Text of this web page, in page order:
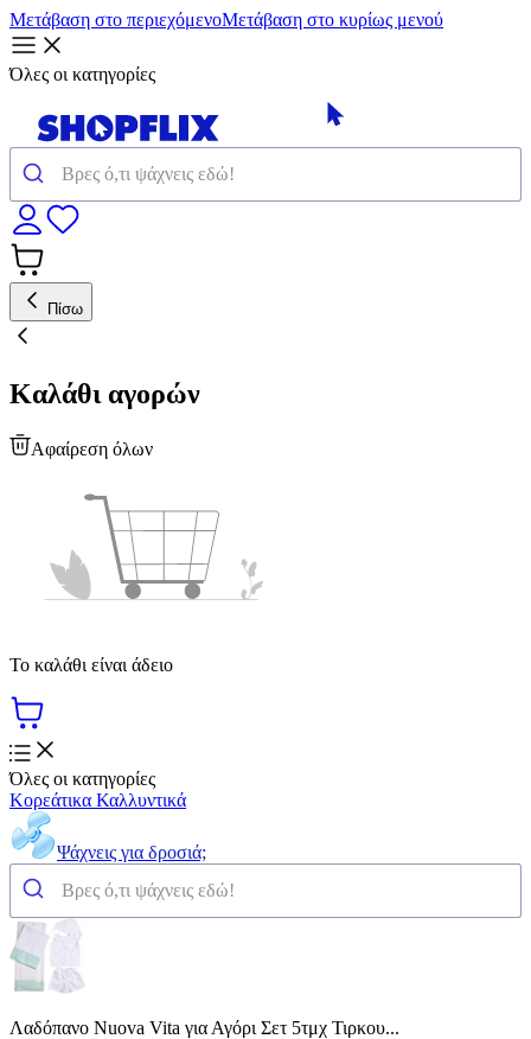
Μετάβαση στο περιεχόμενοΜετάβαση στο κυρίως μενού
Όλες οι κατηγορίες
Πίσω
Καλάθι αγορών
Αφαίρεση όλων
Το καλάθι είναι άδειο
Όλες οι κατηγορίες
Κορεάτικα Καλλυντικά
Ψάχνεις για δροσιά;
Λαδόπανο Nuova Vita για Αγόρι Σετ 5τμχ Τιρκου...